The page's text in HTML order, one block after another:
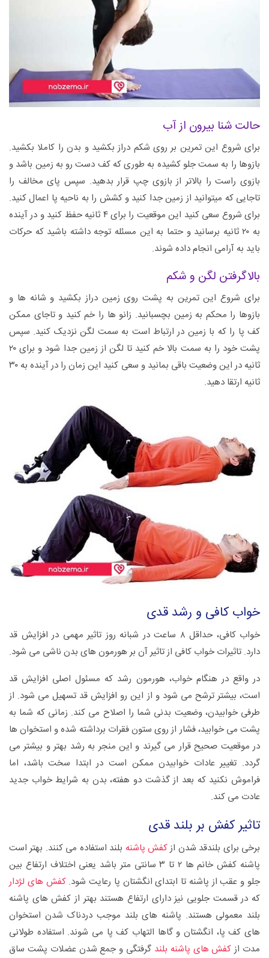
حالت شنا بیرون از آب
برای شروع این تمرین بر روی شکم دراز بکشید و بدن را کاملا بکشید.
بازوها را به سمت جلو کشیده به طوری که کف دست رو به زمین باشد و
بازوی راست را بالاتر از بازوی چپ قرار بدهید. سپس پای مخالف را
تاجایی که میتوانید از زمین جدا کنید و کشش را به ناحیه پا اعمال کنید.
برای شروع سعی کنید این موقعیت را برای ۴ ثانیه حفظ کنید و در آینده
به ۲۰ ثانیه برسانید و حتما به این مسئله توجه داشته باشید که حرکات
باید به آرامی انجام داده شوند.
بالاگرفتن لگن و شکم
برای شروع این تمرین به پشت روی زمین دراز بکشید و شانه ها و
بازوها را محکم به زمین بچسبانید. زانو ها را خم کنید و تاجای ممکن
کف پا را که با زمین در ارتباط است به سمت لگن نزدیک کنید. سپس
پشت خود را به سمت بالا خم کنید تا لگن از زمین جدا شود و برای ۲۰
ثانیه در این وضعیت باقی بمانید و سعی کنید این زمان را در آینده به ۳۰
ثانیه ارتقا دهید.
خواب کافی و رشد قدی
خواب کافی، حداقل ۸ ساعت در شبانه روز تاثیر مهمی در افزایش قد
دارد. تاثیرات خواب کافی از تاثیر آن بر هورمون های بدن ناشی می شود.
در واقع در هنگام خواب، هورمون رشد که مسئول اصلی افزایش قد
است، بیشتر ترشح می شود و از این رو افزایش قد تسهیل می شود. از
طرفی خوابیدن، وضعیت بدنی شما را اصلاح می کند. زمانی که شما به
پشت می خوابید، فشار از روی ستون فقرات برداشته شده و استخوان ها
در موقعیت صحیح قرار می گیرند و این منجر به رشد بهتر و بیشتر می
گردد. تغییر عادات خوابیدن ممکن است در ابتدا سخت باشد، اما
فراموش نکنید که بعد از گذشت دو هفته، بدن به شرایط خواب جدید
عادت می کند.
تاثیر کفش بر بلند قدی
برخی برای بلندقد شدن ازکفش پاشنه بلند استفاده می کنند. بهتر است
پاشنه کفش خانم ها ۲ تا ۳ سانتی متر باشد یعنی اختلاف ارتفاع بین
جلو و عقب از پاشنه تا ابتدای انگشتان پا رعایت شود.کفش های لژدار
که در قسمت جلویی نیز دارای ارتفاع هستند بهتر از کفش های پاشنه
بلند معمولی هستند. پاشنه های بلند موجب دردناک شدن استخوان
های کف پا، انگشتان و گاها التهاب کف پا می شوند. استفاده طولانی
مدت ازکفش های پاشنه بلند گرفتگی و جمع شدن عضلات پشت ساق